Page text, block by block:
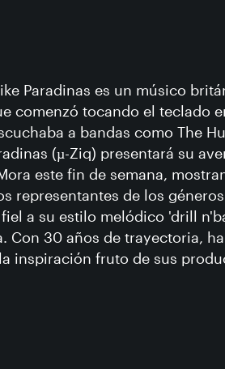
Paradinas es un músico
comenzó tocando el teclado
a bandas como The
(µ-Ziq) presentará su
este fin de semana,
representantes de los
fiel a su estilo melódico 'drill
Con 30 años de trayectoria,
inspiración fruto de sus